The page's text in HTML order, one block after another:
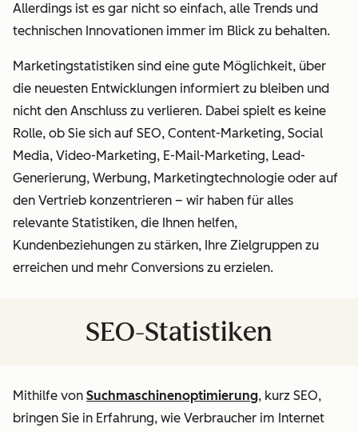
Allerdings ist es gar nicht so einfach, alle Trends und
technischen Innovationen immer im Blick zu behalten.
Marketingstatistiken sind eine gute Möglichkeit, über
die neuesten Entwicklungen informiert zu bleiben und
nicht den Anschluss zu verlieren. Dabei spielt es keine
Rolle, ob Sie sich auf SEO, Content-Marketing, Social
Media, Video-Marketing, E-Mail-Marketing, Lead-
Generierung, Werbung, Marketingtechnologie oder auf
den Vertrieb konzentrieren – wir haben für alles
relevante Statistiken, die Ihnen helfen,
Kundenbeziehungen zu stärken, Ihre Zielgruppen zu
erreichen und mehr Conversions zu erzielen.
SEO-Statistiken
Mithilfe von Suchmaschinenoptimierung, kurz SEO,
bringen Sie in Erfahrung, wie Verbraucher im Internet